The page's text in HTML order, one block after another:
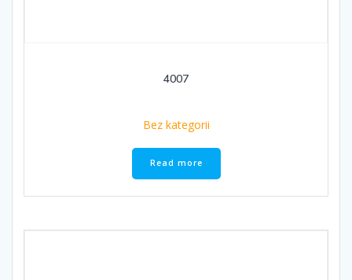
4007
Bez kategorii
Read more